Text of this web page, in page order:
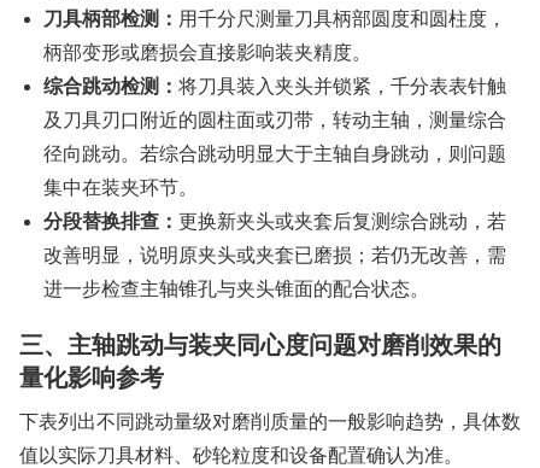
刀具柄部检测： 用千分尺测量刀具柄部圆度和圆柱度，
柄部变形或磨损会直接影响装夹精度。
综合跳动检测： 将刀具装入夹头并锁紧，千分表表针触
及刀具刃口附近的圆柱面或刃带，转动主轴，测量综合
径向跳动。若综合跳动明显大于主轴自身跳动，则问题
集中在装夹环节。
分段替换排查： 更换新夹头或夹套后复测综合跳动，若
改善明显，说明原夹头或夹套已磨损；若仍无改善，需
进一步检查主轴锥孔与夹头锥面的配合状态。
三、主轴跳动与装夹同心度问题对磨削效果的
量化影响参考
下表列出不同跳动量级对磨削质量的一般影响趋势，具体数
值以实际刀具材料、砂轮粒度和设备配置确认为准。